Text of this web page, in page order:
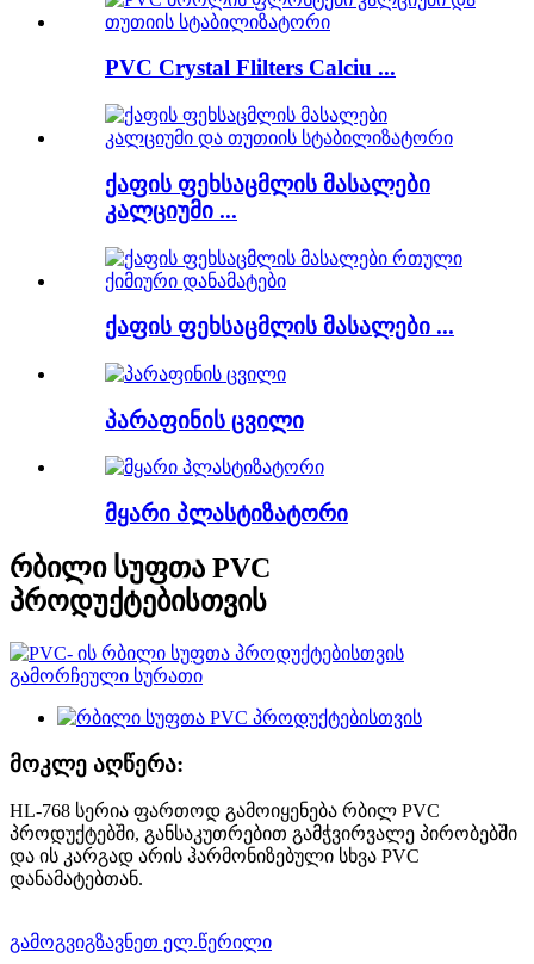
PVC Crystal Flilters Calciu ...
ქაფის ფეხსაცმლის მასალები
კალციუმი ...
ქაფის ფეხსაცმლის მასალები ...
პარაფინის ცვილი
მყარი პლასტიზატორი
რბილი სუფთა PVC
პროდუქტებისთვის
მოკლე აღწერა:
HL-768 სერია ფართოდ გამოიყენება რბილ PVC
პროდუქტებში, განსაკუთრებით გამჭვირვალე პირობებში
და ის კარგად არის ჰარმონიზებული სხვა PVC
დანამატებთან.
გამოგვიგზავნეთ ელ.წერილი